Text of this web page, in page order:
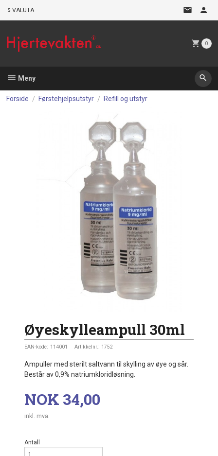
VALUTA
0
Meny
Forside Førstehjelpsutstyr Refill og utstyr
Øyeskylleampull 30ml
EAN-kode: 114001 Artikkelnr.: 1752
Ampuller med sterilt saltvann til skylling av øye og sår.
Består av 0,9% natriumkloridløsning.
Pris
NOK 34,00
inkl. mva.
Antall